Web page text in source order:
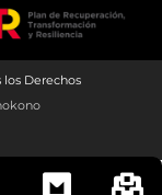
los Derechos